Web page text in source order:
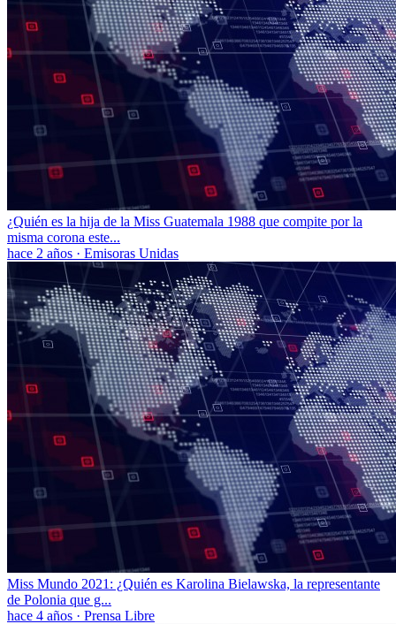
¿Quién es la hija de la Miss Guatemala 1988 que compite por la
misma corona este...
hace 2 años · Emisoras Unidas
Miss Mundo 2021: ¿Quién es Karolina Bielawska, la representante
de Polonia que g...
hace 4 años · Prensa Libre